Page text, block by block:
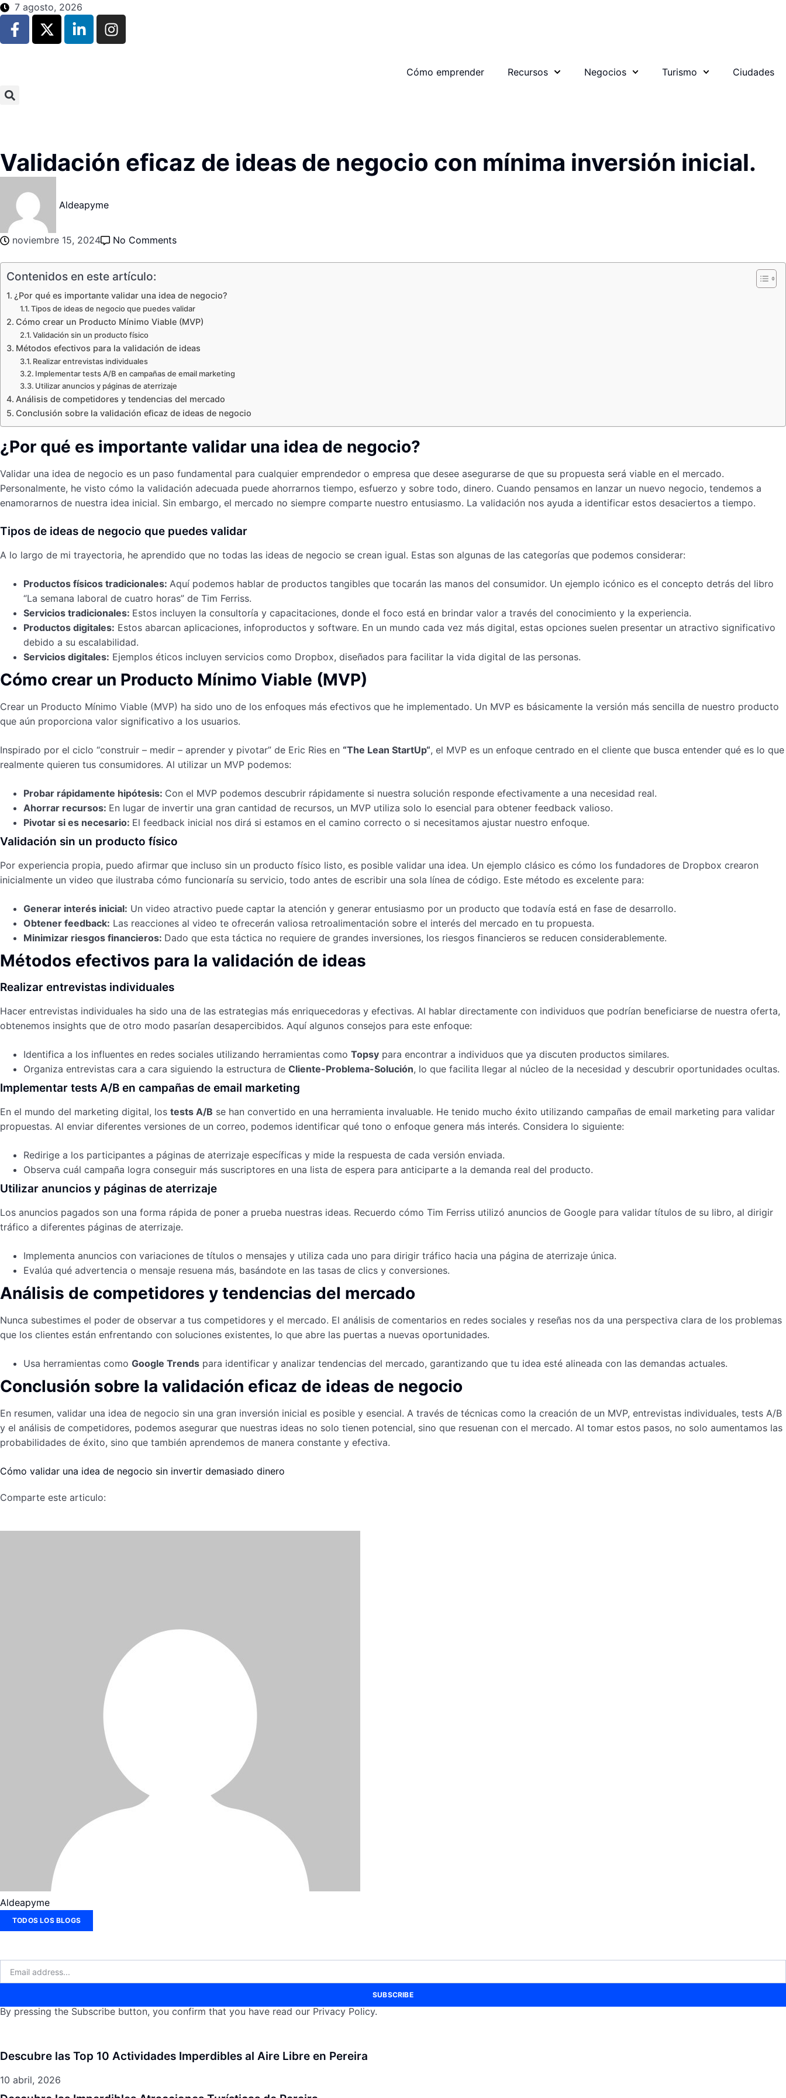
7 agosto, 2026
Cómo emprender Recursos Negocios Turismo Ciudades
Validación eficaz de ideas de negocio con mínima inversión inicial.
Aldeapyme
noviembre 15, 2024 No Comments
Contenidos en este artículo:
¿Por qué es importante validar una idea de negocio?
Tipos de ideas de negocio que puedes validar
Cómo crear un Producto Mínimo Viable (MVP)
Validación sin un producto físico
Métodos efectivos para la validación de ideas
Realizar entrevistas individuales
Implementar tests A/B en campañas de email marketing
Utilizar anuncios y páginas de aterrizaje
Análisis de competidores y tendencias del mercado
Conclusión sobre la validación eficaz de ideas de negocio
¿Por qué es importante validar una idea de negocio?
Validar una idea de negocio es un paso fundamental para cualquier emprendedor o empresa que desee asegurarse de que su propuesta será viable en el mercado.
Personalmente, he visto cómo la validación adecuada puede ahorrarnos tiempo, esfuerzo y sobre todo, dinero. Cuando pensamos en lanzar un nuevo negocio, tendemos a
enamorarnos de nuestra idea inicial. Sin embargo, el mercado no siempre comparte nuestro entusiasmo. La validación nos ayuda a identificar estos desaciertos a tiempo.
Tipos de ideas de negocio que puedes validar
A lo largo de mi trayectoria, he aprendido que no todas las ideas de negocio se crean igual. Estas son algunas de las categorías que podemos considerar:
Productos físicos tradicionales: Aquí podemos hablar de productos tangibles que tocarán las manos del consumidor. Un ejemplo icónico es el concepto detrás del libro
“La semana laboral de cuatro horas” de Tim Ferriss.
Servicios tradicionales: Estos incluyen la consultoría y capacitaciones, donde el foco está en brindar valor a través del conocimiento y la experiencia.
Productos digitales: Estos abarcan aplicaciones, infoproductos y software. En un mundo cada vez más digital, estas opciones suelen presentar un atractivo significativo
debido a su escalabilidad.
Servicios digitales: Ejemplos éticos incluyen servicios como Dropbox, diseñados para facilitar la vida digital de las personas.
Cómo crear un Producto Mínimo Viable (MVP)
Crear un Producto Mínimo Viable (MVP) ha sido uno de los enfoques más efectivos que he implementado. Un MVP es básicamente la versión más sencilla de nuestro producto
que aún proporciona valor significativo a los usuarios.
Inspirado por el ciclo “construir – medir – aprender y pivotar” de Eric Ries en “The Lean StartUp“, el MVP es un enfoque centrado en el cliente que busca entender qué es lo que
realmente quieren tus consumidores. Al utilizar un MVP podemos:
Probar rápidamente hipótesis: Con el MVP podemos descubrir rápidamente si nuestra solución responde efectivamente a una necesidad real.
Ahorrar recursos: En lugar de invertir una gran cantidad de recursos, un MVP utiliza solo lo esencial para obtener feedback valioso.
Pivotar si es necesario: El feedback inicial nos dirá si estamos en el camino correcto o si necesitamos ajustar nuestro enfoque.
Validación sin un producto físico
Por experiencia propia, puedo afirmar que incluso sin un producto físico listo, es posible validar una idea. Un ejemplo clásico es cómo los fundadores de Dropbox crearon
inicialmente un video que ilustraba cómo funcionaría su servicio, todo antes de escribir una sola línea de código. Este método es excelente para:
Generar interés inicial: Un video atractivo puede captar la atención y generar entusiasmo por un producto que todavía está en fase de desarrollo.
Obtener feedback: Las reacciones al video te ofrecerán valiosa retroalimentación sobre el interés del mercado en tu propuesta.
Minimizar riesgos financieros: Dado que esta táctica no requiere de grandes inversiones, los riesgos financieros se reducen considerablemente.
Métodos efectivos para la validación de ideas
Realizar entrevistas individuales
Hacer entrevistas individuales ha sido una de las estrategias más enriquecedoras y efectivas. Al hablar directamente con individuos que podrían beneficiarse de nuestra oferta,
obtenemos insights que de otro modo pasarían desapercibidos. Aquí algunos consejos para este enfoque:
Identifica a los influentes en redes sociales utilizando herramientas como Topsy para encontrar a individuos que ya discuten productos similares.
Organiza entrevistas cara a cara siguiendo la estructura de Cliente-Problema-Solución, lo que facilita llegar al núcleo de la necesidad y descubrir oportunidades ocultas.
Implementar tests A/B en campañas de email marketing
En el mundo del marketing digital, los tests A/B se han convertido en una herramienta invaluable. He tenido mucho éxito utilizando campañas de email marketing para validar
propuestas. Al enviar diferentes versiones de un correo, podemos identificar qué tono o enfoque genera más interés. Considera lo siguiente:
Redirige a los participantes a páginas de aterrizaje específicas y mide la respuesta de cada versión enviada.
Observa cuál campaña logra conseguir más suscriptores en una lista de espera para anticiparte a la demanda real del producto.
Utilizar anuncios y páginas de aterrizaje
Los anuncios pagados son una forma rápida de poner a prueba nuestras ideas. Recuerdo cómo Tim Ferriss utilizó anuncios de Google para validar títulos de su libro, al dirigir
tráfico a diferentes páginas de aterrizaje.
Implementa anuncios con variaciones de títulos o mensajes y utiliza cada uno para dirigir tráfico hacia una página de aterrizaje única.
Evalúa qué advertencia o mensaje resuena más, basándote en las tasas de clics y conversiones.
Análisis de competidores y tendencias del mercado
Nunca subestimes el poder de observar a tus competidores y el mercado. El análisis de comentarios en redes sociales y reseñas nos da una perspectiva clara de los problemas
que los clientes están enfrentando con soluciones existentes, lo que abre las puertas a nuevas oportunidades.
Usa herramientas como Google Trends para identificar y analizar tendencias del mercado, garantizando que tu idea esté alineada con las demandas actuales.
Conclusión sobre la validación eficaz de ideas de negocio
En resumen, validar una idea de negocio sin una gran inversión inicial es posible y esencial. A través de técnicas como la creación de un MVP, entrevistas individuales, tests A/B
y el análisis de competidores, podemos asegurar que nuestras ideas no solo tienen potencial, sino que resuenan con el mercado. Al tomar estos pasos, no solo aumentamos las
probabilidades de éxito, sino que también aprendemos de manera constante y efectiva.
Cómo validar una idea de negocio sin invertir demasiado dinero
Comparte este articulo:
Aldeapyme
TODOS LOS BLOGS
SUBSCRIBE
By pressing the Subscribe button, you confirm that you have read our Privacy Policy.
Descubre las Top 10 Actividades Imperdibles al Aire Libre en Pereira
10 abril, 2026